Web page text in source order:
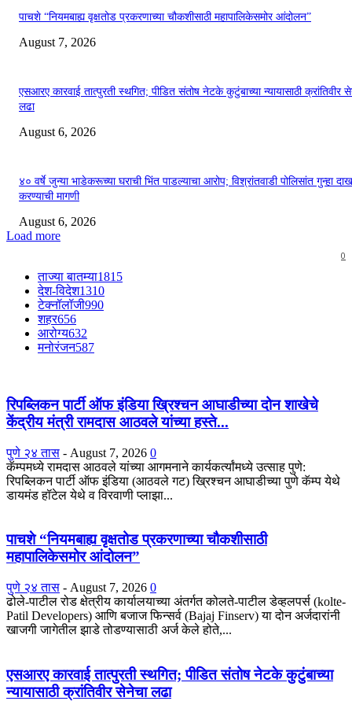
पाचशे “नियमबाह्य वृक्षतोड प्रकरणाच्या चौकशीसाठी महापालिकेसमोर आंदोलन”
August 7, 2026
एसआरए कारवाई तात्पुरती स्थगित; पीडित संतोष नेटके कुटुंबाच्या न्यायासाठी क्रांतिवीर
लढा
August 6, 2026
४० वर्षे जुन्या भाडेकरूच्या घराची भिंत पाडल्याचा आरोप; विश्रांतवाडी पोलिसांत गुन्हा
करण्याची मागणी
August 6, 2026
Load more
0
ताज्या बातम्या1815
देश-विदेश1310
टेक्नॉलॉजी990
शहर656
आरोग्य632
मनोरंजन587
रिपब्लिकन पार्टी ऑफ इंडिया ख्रिश्चन आघाडीच्या दोन शाखेचे
केंद्रीय मंत्री रामदास आठवले यांच्या हस्ते...
पुणे २४ तास - August 7, 2026 0
कॅम्पमध्ये रामदास आठवले यांच्या आगमनाने कार्यकर्त्यांमध्ये उत्साह पुणे:
रिपब्लिकन पार्टी ऑफ इंडिया (आठवले गट) ख्रिश्चन आघाडीच्या पुणे कॅम्प येथे
डायमंड हॉटेल येथे व विरवाणी प्लाझा...
पाचशे “नियमबाह्य वृक्षतोड प्रकरणाच्या चौकशीसाठी
महापालिकेसमोर आंदोलन”
पुणे २४ तास - August 7, 2026 0
ढोले-पाटील रोड क्षेत्रीय कार्यालयाच्या अंतर्गत कोलते-पाटील डेव्हलपर्स (kolte-
Patil Developers) आणि बजाज फिन्सर्व (Bajaj Finserv) या दोन अर्जदारांनी
खाजगी जागेतील झाडे तोडण्यासाठी अर्ज केले होते,...
एसआरए कारवाई तात्पुरती स्थगित; पीडित संतोष नेटके कुटुंबाच्या
न्यायासाठी क्रांतिवीर सेनेचा लढा